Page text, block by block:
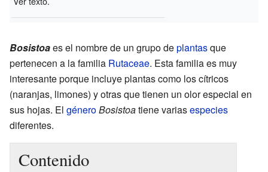
Bosistoaes el nombre de un grupo deplantasque
pertenecen a la familia Rutaceae. Esta familia es muy
interesante porque incluye plantas como los cítricos
(naranjas, limones) y otras que tienen un olor especial en
sus hojas. El géneroBosistoatiene variasespecies
diferentes.
Contenido